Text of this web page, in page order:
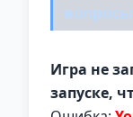
Игра не
запуске,